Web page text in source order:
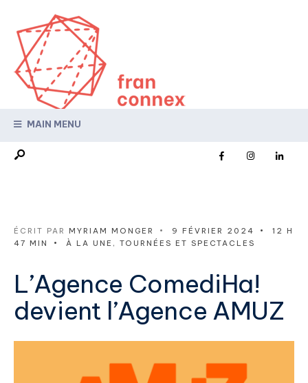
MAIN MENU
ÉCRIT PAR MYRIAM MONGER • 9 FÉVRIER 2024 •
12 H
47 MIN
• À LA UNE , TOURNÉES ET SPECTACLES
L’Agence ComediHa!
devient l’Agence AMUZ